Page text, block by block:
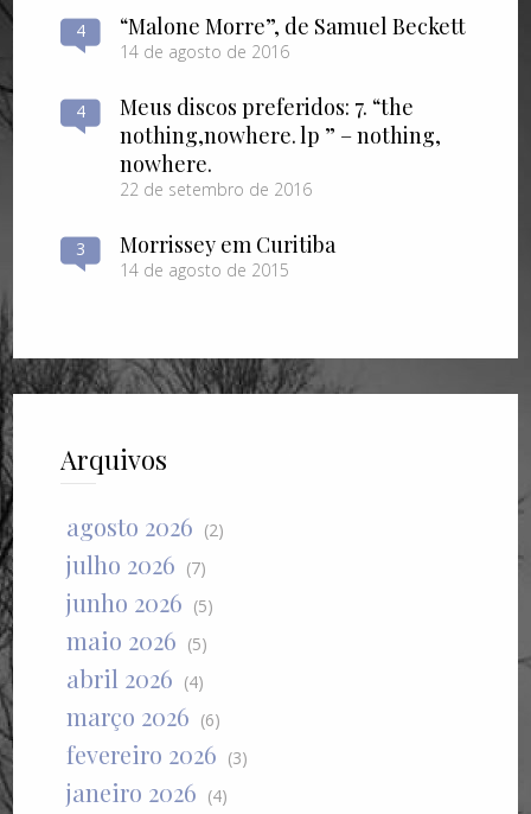
4 “Malone Morre”, de Samuel Beckett
14 de agosto de 2016
4
Meus discos preferidos: 7. “the
nothing​,​nowhere. lp ” – nothing​,​
nowhere.
22 de setembro de 2016
3 Morrissey em Curitiba
14 de agosto de 2015
Arquivos
agosto 2026 (2)
julho 2026 (7)
junho 2026 (5)
maio 2026 (5)
abril 2026 (4)
março 2026 (6)
fevereiro 2026 (3)
janeiro 2026 (4)